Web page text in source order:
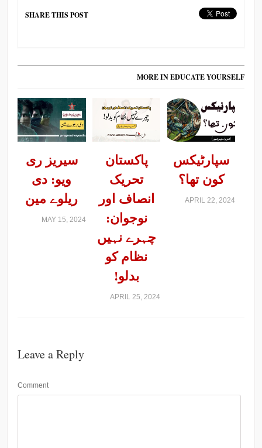
SHARE THIS POST
MORE IN EDUCATE YOURSELF
سیریز ری
ویو: دی
ریلوے مین
MAY 15, 2024
پاکستان
تحریک
انصاف اور
نوجوان:
چہرے نہیں
نظام کو
بدلو!
APRIL 25, 2024
سپارٹیکس
کون تھا؟
APRIL 22, 2024
Leave a Reply
Comment